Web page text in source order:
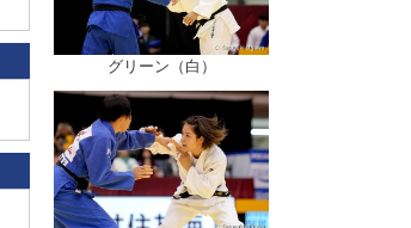
グリーン（白）